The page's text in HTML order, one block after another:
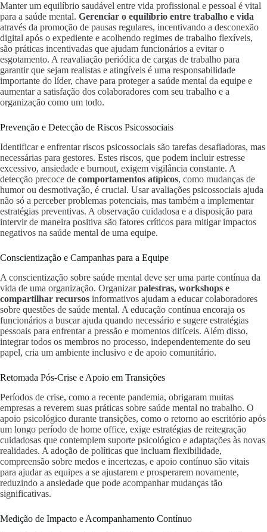
Manter um equilíbrio saudável entre vida profissional e pessoal é vital
para a saúde mental. Gerenciar o equilíbrio entre trabalho e vida
através da promoção de pausas regulares, incentivando a desconexão
digital após o expediente e acolhendo regimes de trabalho flexíveis,
são práticas incentivadas que ajudam funcionários a evitar o
esgotamento. A reavaliação periódica de cargas de trabalho para
garantir que sejam realistas e atingíveis é uma responsabilidade
importante do líder, chave para proteger a saúde mental da equipe e
aumentar a satisfação dos colaboradores com seu trabalho e a
organização como um todo.
Prevenção e Detecção de Riscos Psicossociais
Identificar e enfrentar riscos psicossociais são tarefas desafiadoras, mas
necessárias para gestores. Estes riscos, que podem incluir estresse
excessivo, ansiedade e burnout, exigem vigilância constante. A
detecção precoce de comportamentos atípicos, como mudanças de
humor ou desmotivação, é crucial. Usar avaliações psicossociais ajuda
não só a perceber problemas potenciais, mas também a implementar
estratégias preventivas. A observação cuidadosa e a disposição para
intervir de maneira positiva são fatores críticos para mitigar impactos
negativos na saúde mental de uma equipe.
Conscientização e Campanhas para a Equipe
A conscientização sobre saúde mental deve ser uma parte contínua da
vida de uma organização. Organizarpalestras, workshops e
compartilhar recursos informativos ajudam a educar colaboradores
sobre questões de saúde mental. A educação contínua encoraja os
funcionários a buscar ajuda quando necessário e sugere estratégias
pessoais para enfrentar a pressão e momentos difíceis. Além disso,
integrar todos os membros no processo, independentemente do seu
papel, cria um ambiente inclusivo e de apoio comunitário.
Retomada Pós-Crise e Apoio em Transições
Períodos de crise, como a recente pandemia, obrigaram muitas
empresas a reverem suas práticas sobre saúde mental no trabalho. O
apoio psicológico durante transições, como o retorno ao escritório após
um longo período de home office, exige estratégias de reitegração
cuidadosas que contemplem suporte psicológico e adaptações às novas
realidades. A adoção de políticas que incluam flexibilidade,
compreensão sobre medos e incertezas, e apoio contínuo são vitais
para ajudar as equipes a se ajustarem e prosperarem novamente,
reduzindo a ansiedade que pode acompanhar mudanças tão
significativas.
Medição de Impacto e Acompanhamento Contínuo